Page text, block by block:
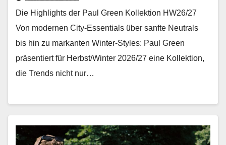
Die Highlights der Paul Green Kollektion HW26/27
Von mod­er­nen City-Essen­tials über san­fte Neu­trals
bis hin zu markan­ten Win­ter-Styles: Paul Green
präsen­tiert für Herbst/Winter 2026/27 eine Kollek­tion,
die Trends nicht nur…